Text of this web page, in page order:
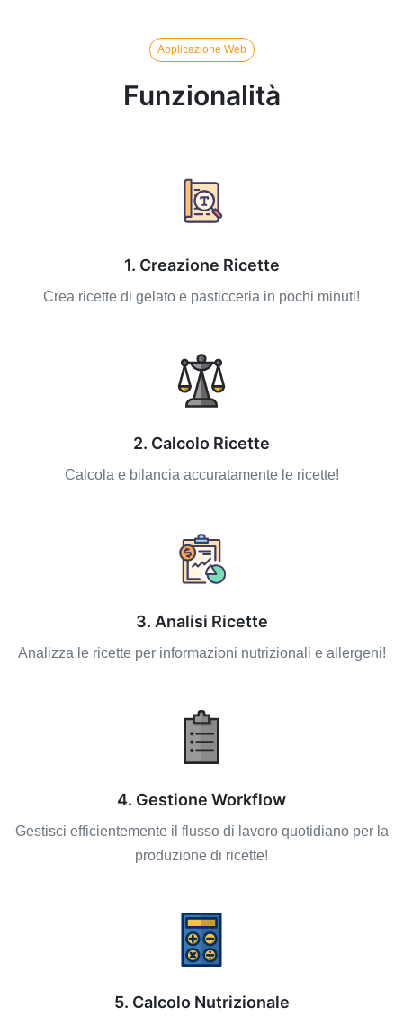
Applicazione Web
Funzionalità
1. Creazione Ricette
Crea ricette di gelato e pasticceria in pochi minuti!
2. Calcolo Ricette
Calcola e bilancia accuratamente le ricette!
3. Analisi Ricette
Analizza le ricette per informazioni nutrizionali e allergeni!
4. Gestione Workflow
Gestisci efficientemente il flusso di lavoro quotidiano per la
produzione di ricette!
5. Calcolo Nutrizionale